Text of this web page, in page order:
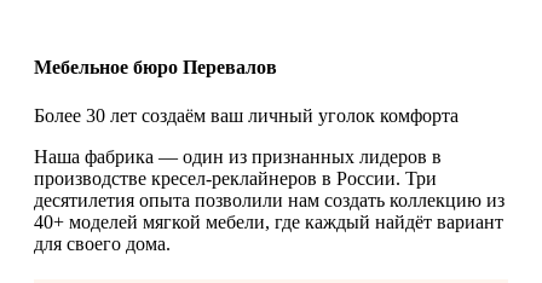
Мебельное бюро Перевалов
Более 30 лет создаём ваш личный уголок комфорта
Наша фабрика — один из признанных лидеров в
производстве кресел-реклайнеров в России. Три
десятилетия опыта позволили нам создать коллекцию из
40+ моделей мягкой мебели, где каждый найдёт вариант
для своего дома.